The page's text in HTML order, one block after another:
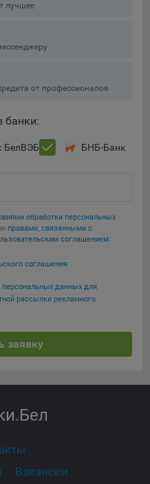
лучшее
от профессионалов
банки:
БелВЭБ БНБ-Банк
обработки персональных
правами, связанными с
соглашением:
соглашения
персональных данных для
рассылки рекламного
заявку
.Бел
Вакансии